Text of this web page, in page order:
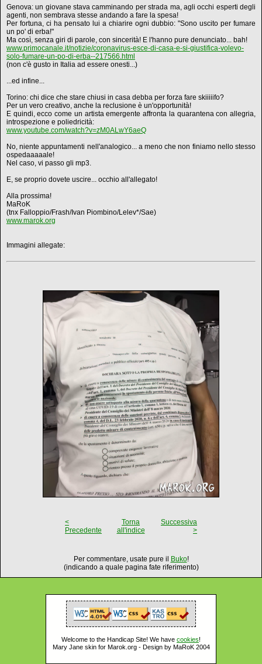
Genova: un giovane stava camminando per strada ma, agli occhi esperti degli
agenti, non sembrava stesse andando a fare la spesa!
Per fortuna, ci ha pensato lui a chiarire ogni dubbio: "Sono uscito per fumare
un po' di erba!"
Ma così, senza giri di parole, con sincerità! E l'hanno pure denunciato... bah!
www.primocanale.it/notizie/coronavirus-esce-di-casa-e-si-giustifica-volevo-
solo-fumare-un-po-di-erba--217566.html
(non c'è gusto in Italia ad essere onesti...)
...ed infine...
Torino: chi dice che stare chiusi in casa debba per forza fare skiiiiifo?
Per un vero creativo, anche la reclusione è un'opportunità!
E quindi, ecco come un artista emergente affronta la quarantena con allegria,
introspezione e poliedricità:
www.youtube.com/watch?v=zM0ALwY6aeQ
No, niente appuntamenti nell'analogico... a meno che non finiamo nello stesso
ospedaaaaale!
Nel caso, vi passo gli mp3.
E, se proprio dovete uscire... occhio all'allegato!
Alla prossima!
MaRoK
(tnx Falloppio/Frash/Ivan Piombino/Lelev*/Sae)
www.marok.org
Immagini allegate:
<
Precedente
Torna
all'indice
Successiva
>
Per commentare, usate pure il Buko!
(indicando a quale pagina fate riferimento)
Welcome to the Handicap Site! We have cookies!
Mary Jane skin for Marok.org - Design by MaRoK 2004